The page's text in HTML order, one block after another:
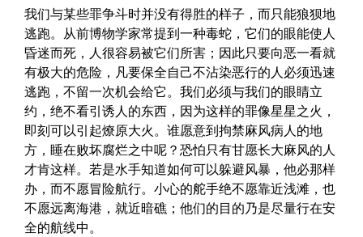
我们与某些罪争斗时并没有得胜的样子，而只能狼狈地
逃跑。从前博物学家常提到一种毒蛇，它们的眼能使人
昏迷而死，人很容易被它们所害；因此只要向恶一看就
有极大的危险，凡要保全自己不沾染恶行的人必须迅速
逃跑，不留一次机会给它。我们必须与我们的眼睛立
约，绝不看引诱人的东西，因为这样的罪像星星之火，
即刻可以引起燎原大火。谁愿意到拘禁麻风病人的地
方，睡在败坏腐烂之中呢？恐怕只有甘愿长大麻风的人
才肯这样。若是水手知道如何可以躲避风暴，他必那样
办，而不愿冒险航行。小心的舵手绝不愿靠近浅滩，也
不愿远离海港，就近暗礁；他们的目的乃是尽量行在安
全的航线中。